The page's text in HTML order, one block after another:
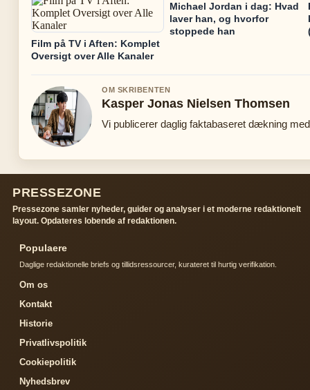
Film på TV i Aften: Komplet
Oversigt over Alle Kanaler
Michael Jordan i dag: Hvad
laver han, og hvorfor
stoppede han
OM SKRIBENTEN
Kasper Jonas Nielsen Thomsen
Vi publicerer daglig faktabaseret dækning
PRESSEZONE
Pressezone samler nyheder, guider og analyser i et moderne redaktionelt
layout. Opdateres lobende af redaktionen.
Populaere
Daglige redaktionelle briefs og tillidsressourcer, kurateret til hurtig verifikation.
Om os
Kontakt
Historie
Privatlivspolitik
Cookiepolitik
Nyhedsbrev